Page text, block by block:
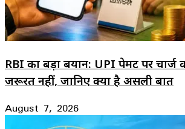
RBI का बड़ा बयान: UPI पेमेंट पर चार्ज
जरूरत नहीं, जानिए क्या है असली बात
August 7, 2026